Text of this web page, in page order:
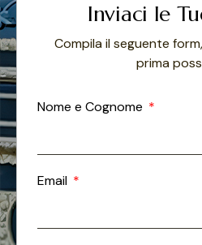
Inviaci le
Compila il seguente
prima
Nome e Cognome
Email